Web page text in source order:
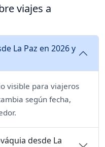
viajes a
La Paz en 2026 y
visible para viajeros
según fecha,
desde La